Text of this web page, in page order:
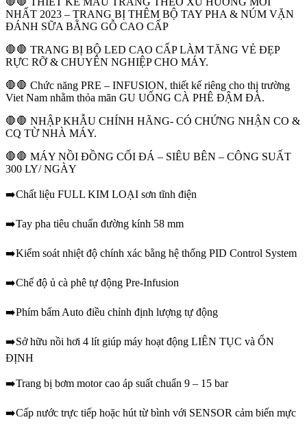
NHẤT 2023 – TRANG BỊ THÊM BỘ TAY PHA & NÚM VẶN
ĐÁNH SỮA BẰNG GỖ CAO CẤP
🛑🛑 TRANG BỊ BỘ LED CAO CẤP LÀM TĂNG VẺ ĐẸP
RỰC RỠ & CHUYÊN NGHIỆP CHO MÁY.
🛑🛑 Chức năng PRE – INFUSION, thiết kế riêng cho thị trường
Viet Nam nhằm thỏa mãn GU UỐNG CÀ PHÊ ĐẬM ĐÀ.
🛑🛑 NHẬP KHẪU CHÍNH HÃNG- CÓ CHỨNG NHẬN CO &
CQ TỪ NHÀ MÁY.
🛑🛑 MÁY NỒI ĐỒNG CỐI ĐÁ – SIÊU BÊN – CÔNG SUẤT
300 LY/ NGÀY
➡️Chất liệu FULL KIM LOẠI sơn tĩnh điện
➡️Tay pha tiêu chuẩn đường kính 58 mm
➡️Kiểm soát nhiệt độ chính xác bằng hệ thống PID Control System
➡️Chế độ ủ cà phê tự động Pre-Infusion
➡️Phím bấm Auto điều chỉnh định lượng tự động
➡️Sở hữu nồi hơi 4 lít giúp máy hoạt động LIÊN TỤC và ỔN
ĐỊNH
➡️Trang bị bơm motor cao áp suất chuẩn 9 – 15 bar
➡️Cấp nước trực tiếp hoặc hút từ bình với SENSOR cảm biến mực